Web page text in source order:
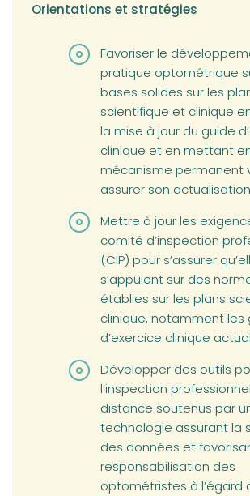
Orientations et stratégies
Favoriser le
pratique optométrique
bases solides sur les
scientifique et clinique
la mise à jour du guide
clinique et en mettant
mécanisme permanent
assurer son
Mettre à jour les
comité d’inspection
(CIP) pour s’assurer
s’appuient sur des
établies sur les plans
clinique, notamment les
d’exercice clinique
Développer des outils
l’inspection
distance soutenus par
technologie assurant la
des données et
responsabilisation des
optométristes à l’égard